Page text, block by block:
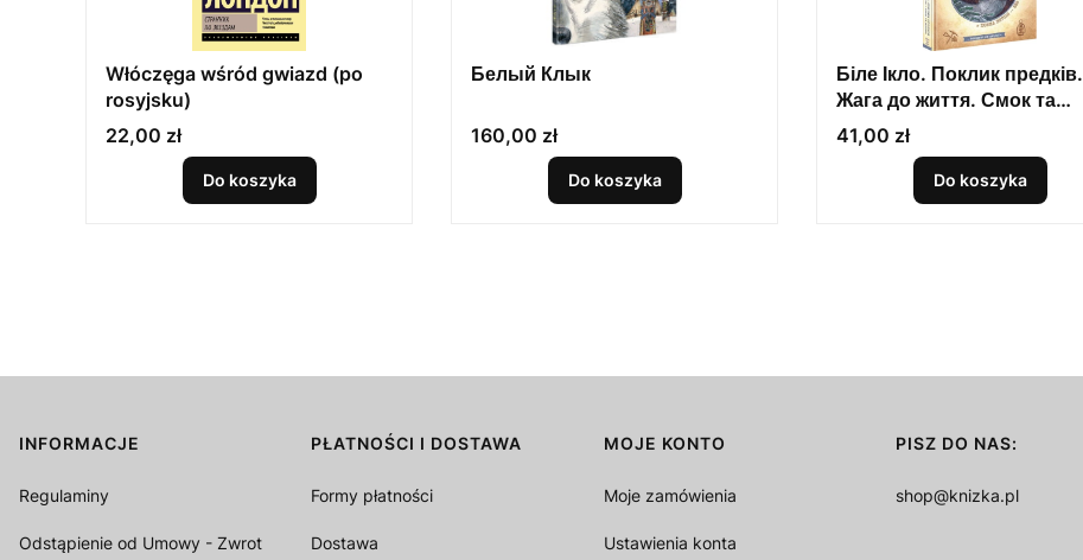
Włóczęga wśród gwiazd (po
rosyjsku)
Cena
22,00 zł
Do koszyka
Белый Клык
Cena
160,00 zł
Do koszyka
Біле Ікло. Поклик предків.
Жага до життя. Смок та
Малюк. Повна версія
Cena
41,00 zł
Do koszyka
Linki w stopce
INFORMACJE
Regulaminy
Odstąpienie od Umowy - Zwrot
PŁATNOŚCI I DOSTAWA
Formy płatności
Dostawa
MOJE KONTO
Moje zamówienia
Ustawienia konta
PISZ DO NAS:
shop@knizka.pl